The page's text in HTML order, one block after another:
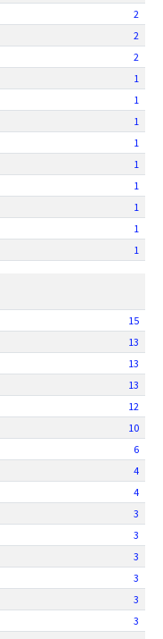
2
2
2
1
1
1
1
1
1
1
1
1
15
13
13
13
12
10
6
4
4
3
3
3
3
3
3